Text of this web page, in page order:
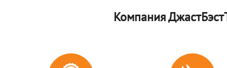
Компания